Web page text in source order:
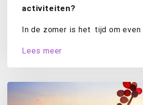
activiteiten?
In de zomer is het tijd om even
Lees meer